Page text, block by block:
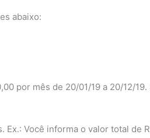
abaixo:
por mês de 20/01/19 a 20/12/
Você informa o valor total de